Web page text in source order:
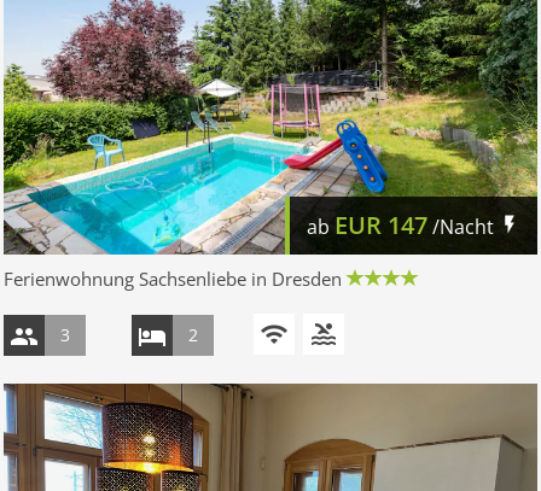
ab EUR 147/Nacht
Ferienwohnung Sachsenliebe in Dresden
3 2